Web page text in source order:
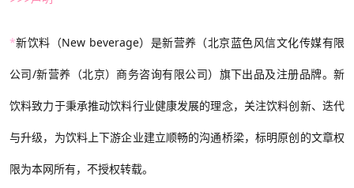
*新饮料（New beverage）是新营养（北京蓝色风信文化传媒有限
公司/新营养（北京）商务咨询有限公司）旗下出品及注册品牌。新
饮料致力于秉承推动饮料行业健康发展的理念，关注饮料创新、迭代
与升级，为饮料上下游企业建立顺畅的沟通桥梁，标明原创的文章权
限为本网所有，不授权转载。